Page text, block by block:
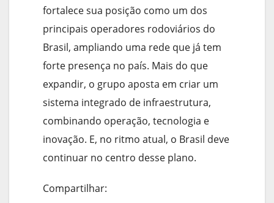
fortalece sua posição como um dos
principais operadores rodoviários do
Brasil, ampliando uma rede que já tem
forte presença no país. Mais do que
expandir, o grupo aposta em criar um
sistema integrado de infraestrutura,
combinando operação, tecnologia e
inovação. E, no ritmo atual, o Brasil deve
continuar no centro desse plano.
Compartilhar: